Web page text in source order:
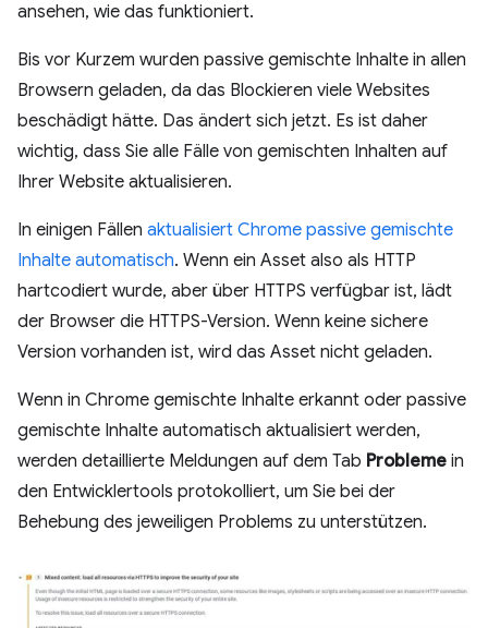
ansehen, wie das funktioniert.
Bis vor Kurzem wurden passive gemischte Inhalte in allen
Browsern geladen, da das Blockieren viele Websites
beschädigt hätte. Das ändert sich jetzt. Es ist daher
wichtig, dass Sie alle Fälle von gemischten Inhalten auf
Ihrer Website aktualisieren.
In einigen Fällen aktualisiert Chrome passive gemischte
Inhalte automatisch. Wenn ein Asset also als HTTP
hartcodiert wurde, aber über HTTPS verfügbar ist, lädt
der Browser die HTTPS-Version. Wenn keine sichere
Version vorhanden ist, wird das Asset nicht geladen.
Wenn in Chrome gemischte Inhalte erkannt oder passive
gemischte Inhalte automatisch aktualisiert werden,
werden detaillierte Meldungen auf dem Tab Probleme in
den Entwicklertools protokolliert, um Sie bei der
Behebung des jeweiligen Problems zu unterstützen.